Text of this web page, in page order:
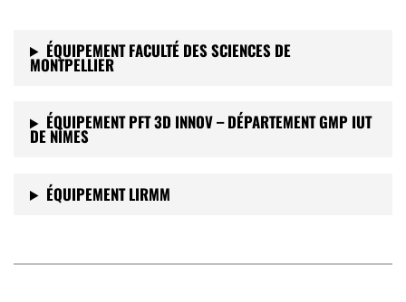
ÉQUIPEMENT FACULTÉ DES SCIENCES DE
MONTPELLIER
ÉQUIPEMENT PFT 3D INNOV – DÉPARTEMENT GMP IUT
DE NÎMES
ÉQUIPEMENT LIRMM